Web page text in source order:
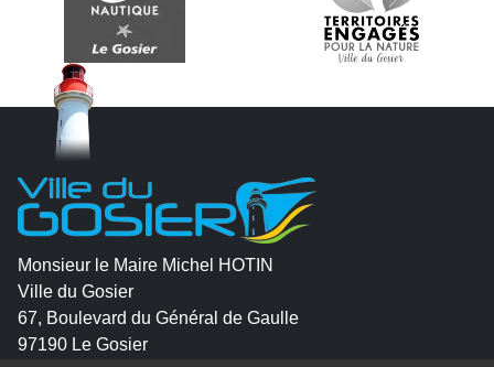
Monsieur le Maire Michel HOTIN
Ville du Gosier
67, Boulevard du Général de Gaulle
97190 Le Gosier